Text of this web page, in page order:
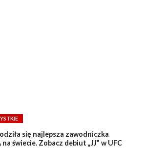
się najlepsza zawodniczka
na świecie. Zobacz debiut „JJ” w UFC